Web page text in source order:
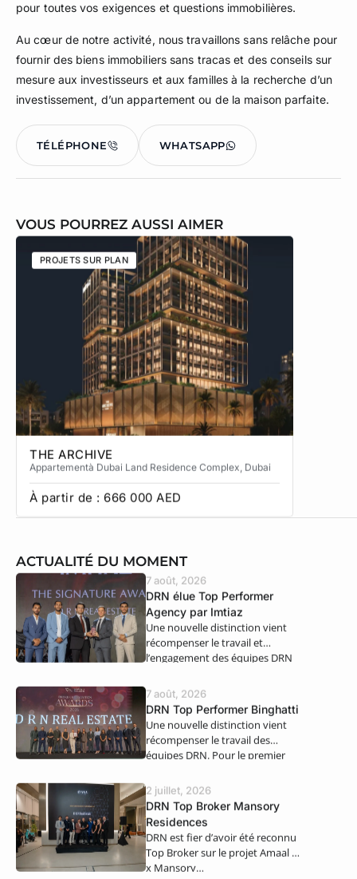
pour toutes vos exigences et questions immobilières.
Au cœur de notre activité, nous travaillons sans relâche pour
fournir des biens immobiliers sans tracas et des conseils sur
mesure aux investisseurs et aux familles à la recherche d’un
investissement, d’un appartement ou de la maison parfaite.
TÉLÉPHONE WHATSAPP
VOUS POURREZ AUSSI AIMER
PROJETS SUR PLAN
THE ARCHIVE
Appartementà Dubai Land Residence Complex , Dubai
À partir de : 666 000 AED
ACTUALITÉ DU MOMENT
7 août, 2026
DRN élue Top Performer
Agency par Imtiaz
Une nouvelle distinction vient
récompenser le travail et
l’engagement des équipes DRN
7 août, 2026
DRN Top Performer Binghatti
Une nouvelle distinction vient
récompenser le travail des
équipes DRN. Pour le premier
2 juillet, 2026
DRN Top Broker Mansory
Residences
DRN est fier d’avoir été reconnu
Top Broker sur le projet Amaal 8
x Mansory…